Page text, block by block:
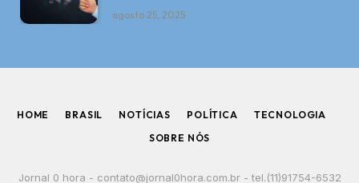
agosto 25, 2025
HOME BRASIL NOTÍCIAS POLÍTICA
TECNOLOGIA
SOBRE NÓS
Jornal 0 hora - contato@jornal0hora.com.br- tel.(11)91754-6532